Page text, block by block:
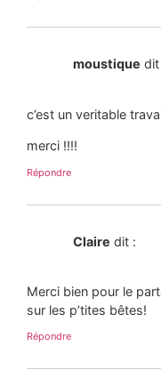
moustique dit
c’est un veritable
merci !!!!
Répondre
Claire dit :
Merci bien pour le
sur les p’tites bêtes!
Répondre